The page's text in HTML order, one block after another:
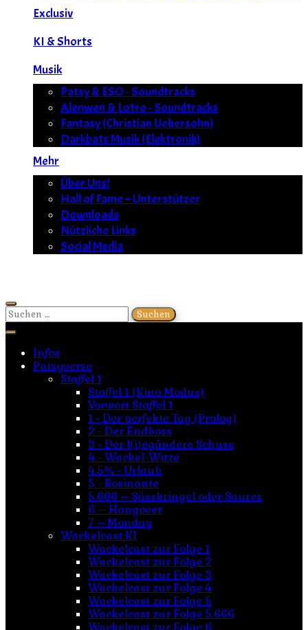
Exclusiv
KI & Shorts
Musik
Patsy & ESO - Soundtracks
Alenwen & Lotro - Soundtracks
Fantasy (Christian Uebersohn)
Darkbats Musik (Elektronik)
Mehr
Über Uns!
Hall of Fame – Unterstützer
Downloads
Nützliche Links
Social Media
Suchen
nach:
Infos
Patsyverse
Staffel 1
Staffel 1 (Kino Modus)
Vorwort Staffel 1
1 - Der perfekte Tag (Prolog)
2 - Der Endboss
3 - Der l(i)egändere Schuss
4 - Wackel-Witze
4.5¾ - Urlaub
5 - Rosinante
5.666 – Süsskringel oder Saures
6 – Hangover
7 – Monday
Wackelcast KI
Wackelcast zur Folge 1
Wackelcast zur Folge 2
Wackelcast zur Folge 3
Wackelcast zur Folge 4
Wackelcast zur Folge 5
Wackelcast zur Folge 5.666
Wackelcast zur Folge 6